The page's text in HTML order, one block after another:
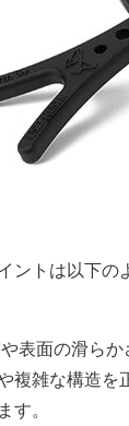
ントは以下の
表面の滑らか
複雑な構造を
す。